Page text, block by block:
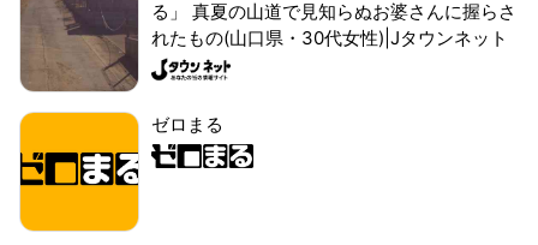
る」 真夏の山道で見知らぬお婆さんに握らさ
れたもの(山口県・30代女性)|Jタウンネット
ゼロまる